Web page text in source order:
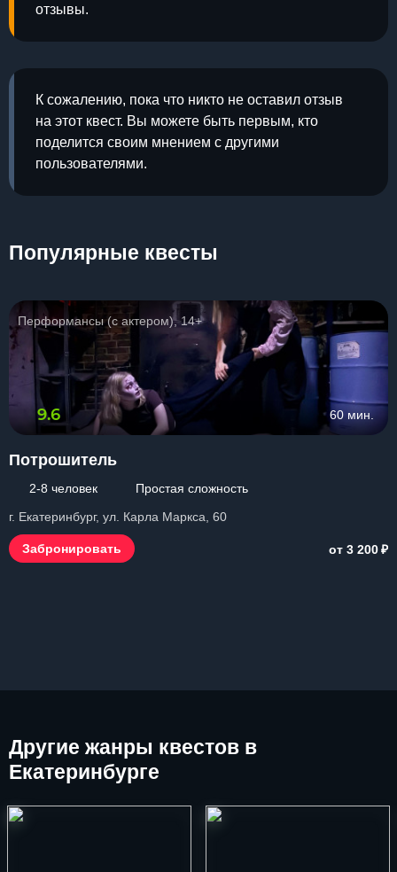
отзывы.
К сожалению, пока что никто не оставил отзыв
на этот квест. Вы можете быть первым, кто
поделится своим мнением с другими
пользователями.
Популярные квесты
Перформансы (с актером), 14+
9.6 60 мин.
Потрошитель
2-8 человек
Простая сложность
г. Екатеринбург, ул. Карла Маркса, 60
Забронировать от 3 200₽
Другие жанры квестов в
Екатеринбурге